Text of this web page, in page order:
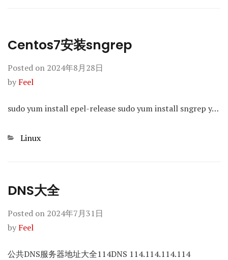
Centos7安装sngrep
Posted on 2024年8月28日
by Feel
sudo yum install epel-release sudo yum install sngrep y…
Categories
Linux
DNS大全
Posted on 2024年7月31日
by Feel
公共DNS服务器地址大全114DNS 114.114.114.114